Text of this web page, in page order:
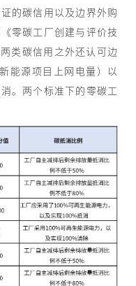
的碳信用以及边界外购
零碳工厂创建与评价技
类碳信用之外还认可边
能源项目上网电量）以
。两个标准下的零碳工